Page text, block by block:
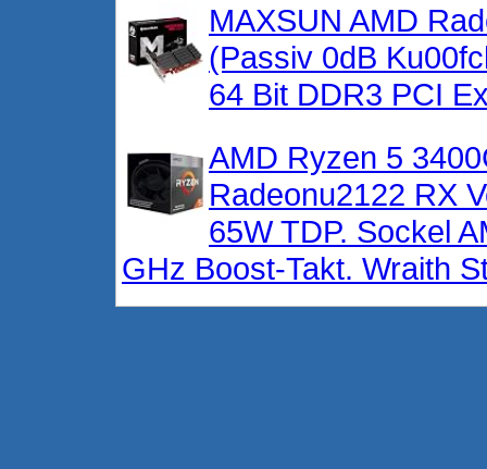
MAXSUN AMD
(Passiv 0dB
64 Bit DDR3 PCI
AMD Ryzen 5
Radeonu2122 RX
65W TDP. Sockel
GHz Boost-Takt. Wraith